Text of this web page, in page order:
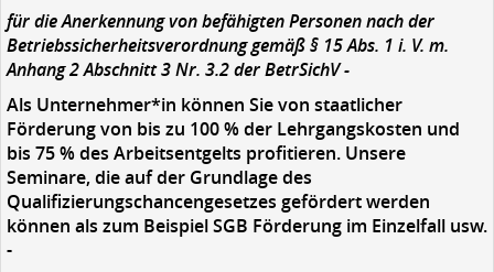
für die Anerkennung von befähigten Personen nach der
Betriebssicherheitsverordnung gemäß § 15 Abs. 1 i. V. m.
Anhang 2 Abschnitt 3 Nr. 3.2 der BetrSichV -
Als Unternehmer*in können Sie von staatlicher
Förderung von bis zu 100 % der Lehrgangskosten und
bis 75 % des Arbeitsentgelts profitieren. Unsere
Seminare, die auf der Grundlage des
Qualifizierungschancengesetzes gefördert werden
können als zum Beispiel SGB Förderung im Einzelfall usw.
-